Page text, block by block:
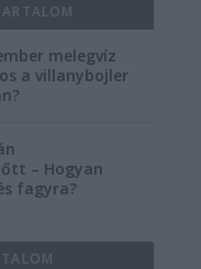
melegvíz
a villanybojler
– Hogyan
fagyra?